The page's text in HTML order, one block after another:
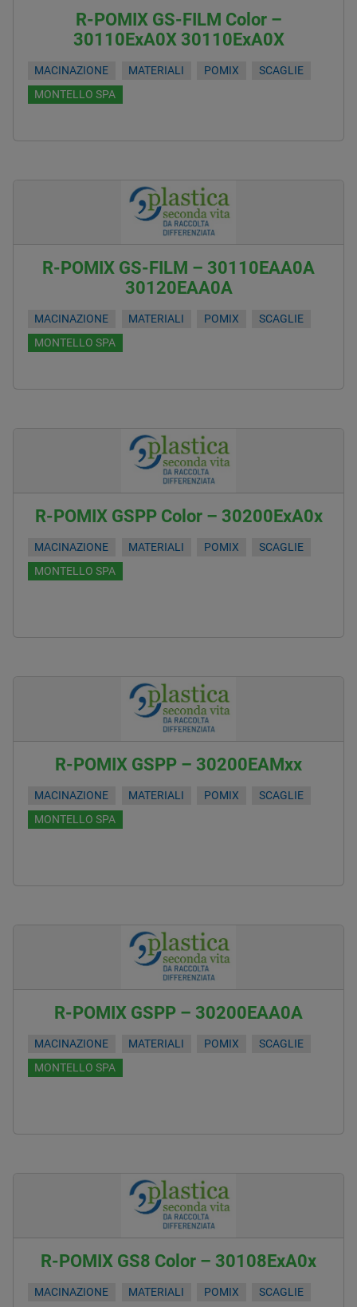
R-POMIX GS-FILM Color –
30110ExA0X 30110ExA0X
MACINAZIONE MATERIALI POMIX
SCAGLIE
MONTELLO SPA
R-POMIX GS-FILM – 30110EAA0A
30120EAA0A
MACINAZIONE MATERIALI POMIX
SCAGLIE
MONTELLO SPA
R-POMIX GSPP Color – 30200ExA0x
MACINAZIONE MATERIALI POMIX
SCAGLIE
MONTELLO SPA
R-POMIX GSPP – 30200EAMxx
MACINAZIONE MATERIALI POMIX
SCAGLIE
MONTELLO SPA
R-POMIX GSPP – 30200EAA0A
MACINAZIONE MATERIALI POMIX
SCAGLIE
MONTELLO SPA
R-POMIX GS8 Color – 30108ExA0x
MACINAZIONE MATERIALI POMIX SCAGLIE